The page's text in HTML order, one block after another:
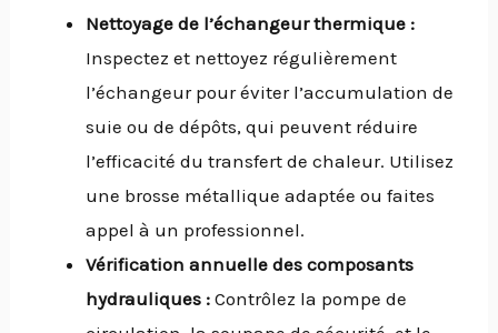
Nettoyage de l’échangeur thermique :
Inspectez et nettoyez régulièrement
l’échangeur pour éviter l’accumulation de
suie ou de dépôts, qui peuvent réduire
l’efficacité du transfert de chaleur. Utilisez
une brosse métallique adaptée ou faites
appel à un professionnel.
Vérification annuelle des composants
hydrauliques : Contrôlez la pompe de